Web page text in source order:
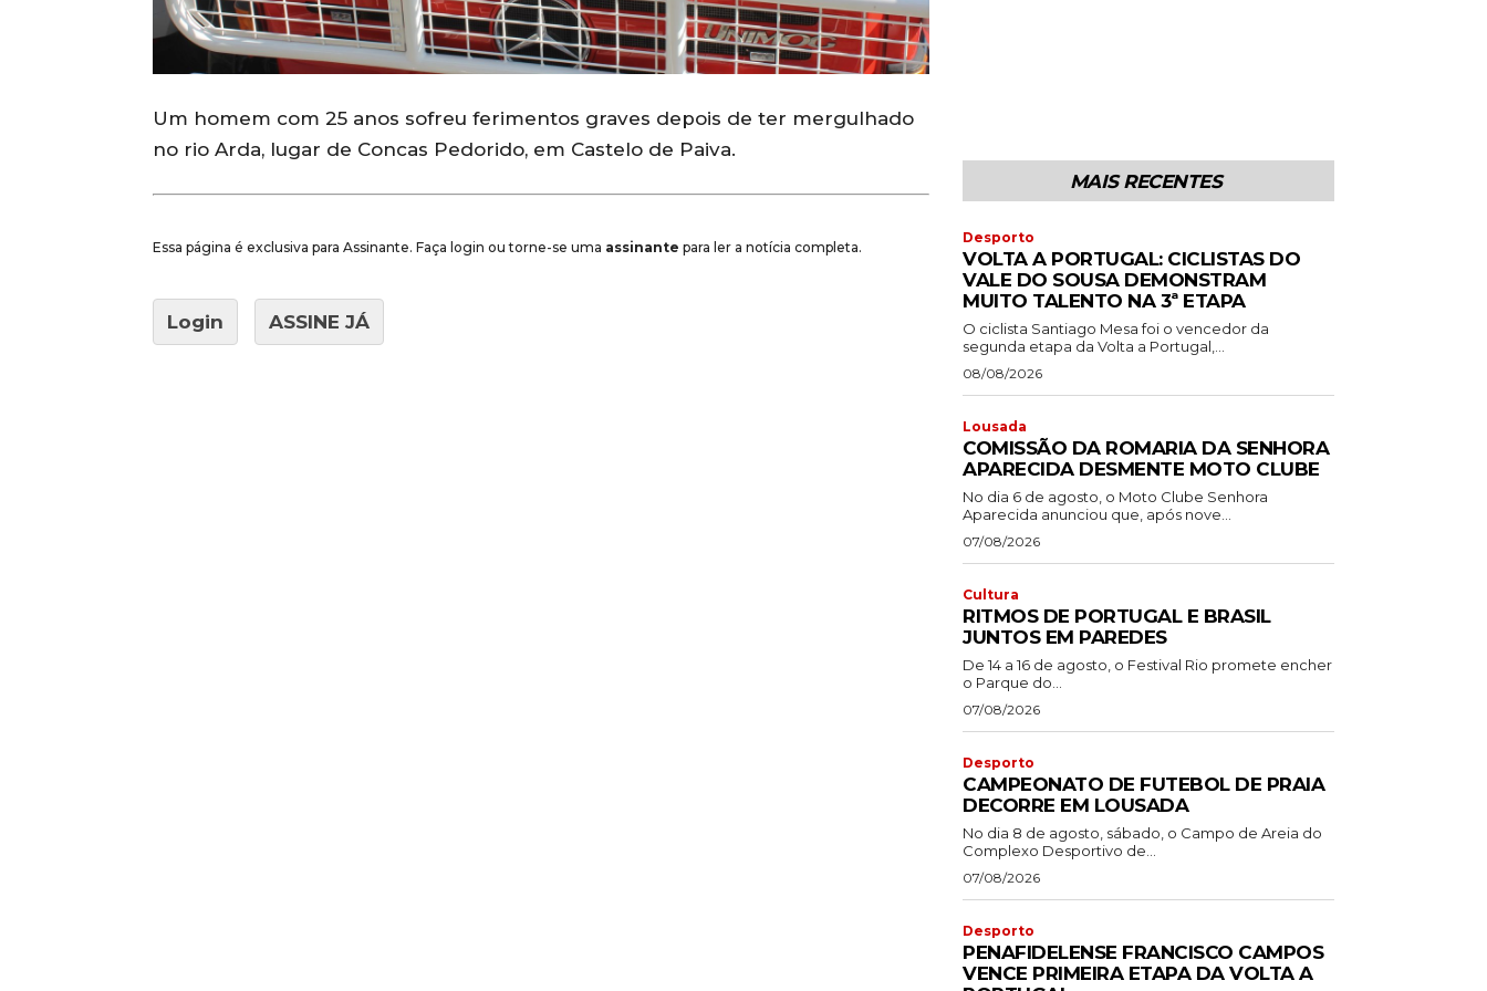
Um homem com 25 anos sofreu ferimentos graves depois de ter mergulhado
no rio Arda, lugar de Concas Pedorido, em Castelo de Paiva.
Essa página é exclusiva para Assinante. Faça login ou torne-se uma assinante para ler a notícia completa.
Login ASSINE JÁ
MAIS RECENTES
Desporto
VOLTA A PORTUGAL: CICLISTAS DO
VALE DO SOUSA DEMONSTRAM
MUITO TALENTO NA 3ª ETAPA
O ciclista Santiago Mesa foi o vencedor da
segunda etapa da Volta a Portugal,...
08/08/2026
Lousada
COMISSÃO DA ROMARIA DA SENHORA
APARECIDA DESMENTE MOTO CLUBE
No dia 6 de agosto, o Moto Clube Senhora
Aparecida anunciou que, após nove...
07/08/2026
Cultura
RITMOS DE PORTUGAL E BRASIL
JUNTOS EM PAREDES
De 14 a 16 de agosto, o Festival Rio promete encher
o Parque do...
07/08/2026
Desporto
CAMPEONATO DE FUTEBOL DE PRAIA
DECORRE EM LOUSADA
No dia 8 de agosto, sábado, o Campo de Areia do
Complexo Desportivo de...
07/08/2026
Desporto
PENAFIDELENSE FRANCISCO CAMPOS
VENCE PRIMEIRA ETAPA DA VOLTA A